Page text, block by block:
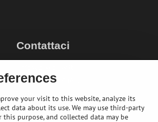
Contattaci
+436764858804 (AT)
your visit to this website, analyze its
data about its use. We may use third-party
this purpose, and collected data may be